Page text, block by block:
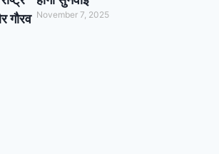
गौरव November 7, 2025